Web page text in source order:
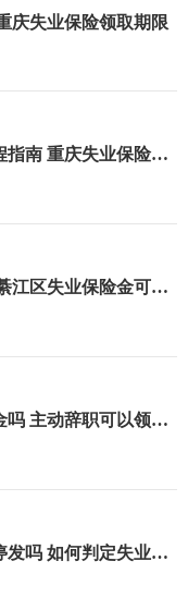
庆失业保险领取期限
2023重庆失业人员申领失业保险金流程指南 重庆失业保险金线上领取流程
2023綦江区失业保险金发放标准 重庆綦江区失业保险金可以领多长时间
2023重庆合同到期可以领取失业保险金吗 主动辞职可以领取重庆失业保险金吗
2023重庆领着失业保险金打零工会被停发吗 如何判定失业人员是否重新就业